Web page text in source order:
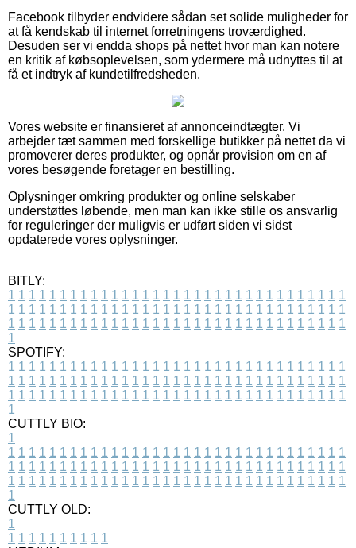
Facebook tilbyder endvidere sådan set solide muligheder for
at få kendskab til internet forretningens troværdighed.
Desuden ser vi endda shops på nettet hvor man kan notere
en kritik af købsoplevelsen, som ydermere må udnyttes til at
få et indtryk af kundetilfredsheden.
Vores website er finansieret af annonceindtægter. Vi
arbejder tæt sammen med forskellige butikker på nettet da vi
promoverer deres produkter, og opnår provision om en af
vores besøgende foretager en bestilling.
Oplysninger omkring produkter og online selskaber
understøttes løbende, men man kan ikke stille os ansvarlig
for reguleringer der muligvis er udført siden vi sidst
opdaterede vores oplysninger.
BITLY:
1 1 1 1 1 1 1 1 1 1 1 1 1 1 1 1 1 1 1 1 1 1 1 1 1 1 1 1 1 1 1 1 1
1 1 1 1 1 1 1 1 1 1 1 1 1 1 1 1 1 1 1 1 1 1 1 1 1 1 1 1 1 1 1 1 1
1 1 1 1 1 1 1 1 1 1 1 1 1 1 1 1 1 1 1 1 1 1 1 1 1 1 1 1 1 1 1 1 1
1
SPOTIFY:
1 1 1 1 1 1 1 1 1 1 1 1 1 1 1 1 1 1 1 1 1 1 1 1 1 1 1 1 1 1 1 1 1
1 1 1 1 1 1 1 1 1 1 1 1 1 1 1 1 1 1 1 1 1 1 1 1 1 1 1 1 1 1 1 1 1
1 1 1 1 1 1 1 1 1 1 1 1 1 1 1 1 1 1 1 1 1 1 1 1 1 1 1 1 1 1 1 1 1
1
CUTTLY BIO:
1
1 1 1 1 1 1 1 1 1 1 1 1 1 1 1 1 1 1 1 1 1 1 1 1 1 1 1 1 1 1 1 1 1
1 1 1 1 1 1 1 1 1 1 1 1 1 1 1 1 1 1 1 1 1 1 1 1 1 1 1 1 1 1 1 1 1
1 1 1 1 1 1 1 1 1 1 1 1 1 1 1 1 1 1 1 1 1 1 1 1 1 1 1 1 1 1 1 1 1
1
CUTTLY OLD:
1
1 1 1 1 1 1 1 1 1 1